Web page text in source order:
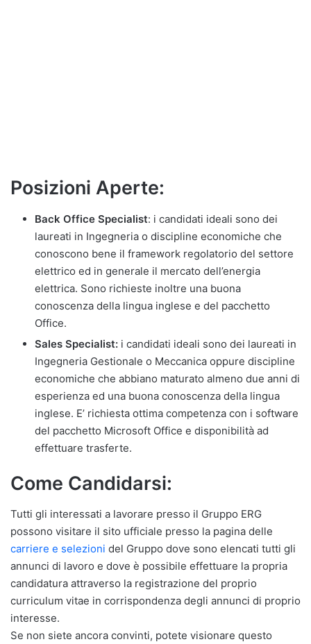
Posizioni Aperte:
Back Office Specialist: i candidati ideali sono dei
laureati in Ingegneria o discipline economiche che
conoscono bene il framework regolatorio del settore
elettrico ed in generale il mercato dell’energia
elettrica. Sono richieste inoltre una buona
conoscenza della lingua inglese e del pacchetto
Office.
Sales Specialist: i candidati ideali sono dei laureati in
Ingegneria Gestionale o Meccanica oppure discipline
economiche che abbiano maturato almeno due anni di
esperienza ed una buona conoscenza della lingua
inglese. E’ richiesta ottima competenza con i software
del pacchetto Microsoft Office e disponibilità ad
effettuare trasferte.
Come Candidarsi:
Tutti gli interessati a lavorare presso il Gruppo ERG
possono visitare il sito ufficiale presso la pagina delle
carriere e selezioni del Gruppo dove sono elencati tutti gli
annunci di lavoro e dove è possibile effettuare la propria
candidatura attraverso la registrazione del proprio
curriculum vitae in corrispondenza degli annunci di proprio
interesse.
Se non siete ancora convinti, potete visionare questo